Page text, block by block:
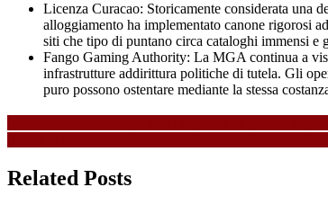
Licenza Curacao: Storicamente considerata una
alloggiamento ha implementato canone rigorosi
siti che tipo di puntano circa cataloghi immensi
Fango Gaming Authority: La MGA continua a
infrastrutture addirittura politiche di tutela. Gli
puro possono ostentare mediante la stessa
pos
Related Posts